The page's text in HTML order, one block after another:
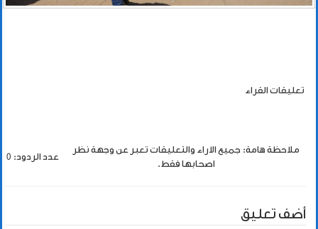
تعليقات القراء
ملاحظة هامة: جميع الاراء والتعليقات تعبر عن وجهة نظر
اصحابها فقط.
عدد الردود: 0
أضف تعليق